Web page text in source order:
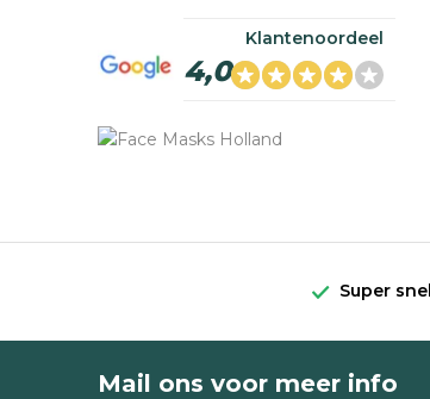
4,0
Klantenoordeel
Super
Mail ons voor meer info